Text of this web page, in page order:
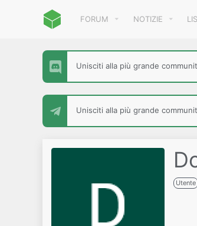
FORUM NOTIZIE
Unisciti alla più grande
Unisciti alla più grande
Utente